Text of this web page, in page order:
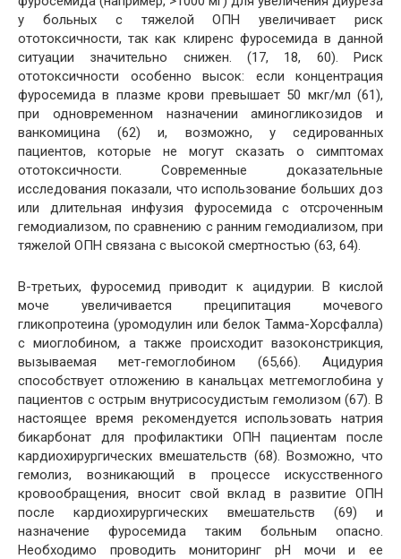
у больных с тяжелой ОПН увеличивает риск
ототоксичности, так как клиренс фуросемида в данной
ситуации значительно снижен. (17, 18, 60). Риск
ототоксичности особенно высок: если концентрация
фуросемида в плазме крови превышает 50 мкг/мл (61),
при одновременном назначении аминогликозидов и
ванкомицина (62) и, возможно, у седированных
пациентов, которые не могут сказать о симптомах
ототоксичности. Современные доказательные
исследования показали, что использование больших доз
или длительная инфузия фуросемида с отсроченным
гемодиализом, по сравнению с ранним гемодиализом, при
тяжелой ОПН связана с высокой смертностью (63, 64).
В-третьих, фуросемид приводит к ацидурии. В кислой
моче увеличивается преципитация мочевого
гликопротеина (уромодулин или белок Тамма-Хорсфалла)
с миоглобином, а также происходит вазоконстрикция,
вызываемая мет-гемоглобином (65,66). Ацидурия
способствует отложению в канальцах метгемоглобина у
пациентов с острым внутрисосудистым гемолизом (67). В
настоящее время рекомендуется использовать натрия
бикарбонат для профилактики ОПН пациентам после
кардиохирургических вмешательств (68). Возможно, что
гемолиз, возникающий в процессе искусственного
кровообращения, вносит свой вклад в развитие ОПН
после кардиохирургических вмешательств (69) и
назначение фуросемида таким больным опасно.
Необходимо проводить мониторинг рН мочи и ее